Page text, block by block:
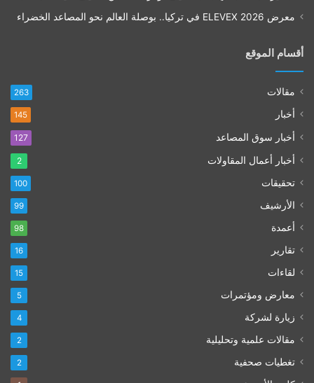
معرض ELEVEX 2026 في تركيا.. بوصلة العالم نحو المصاعد الخضراء
أقسام الموقع
مقالات 263
أخبار 145
أخبار سوق المصاعد 127
أخبار أعمال المقاولات 2
تحقيقات 100
الأرشيف 99
أعمدة 98
تقارير 16
لقاءات 15
معارض ومؤتمرات 5
زيارة لشركة 4
مقالات علمية وتحليلية 2
تغطيات صحفية 2